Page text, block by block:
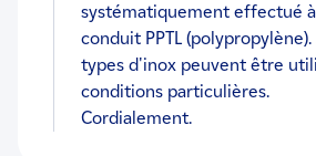
systématiquement effectué
conduit PPTL
types d'inox peuvent être
conditions particulières.
Cordialement.